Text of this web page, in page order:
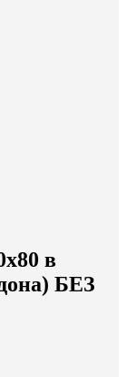
в
БЕЗ